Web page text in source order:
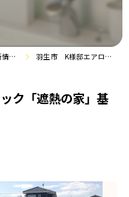
工事例 羽生市 K様邸エアロック「遮熱の家」基礎断熱工事
ク「遮熱の家」基